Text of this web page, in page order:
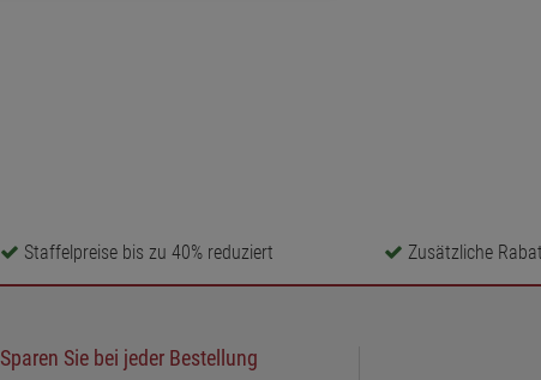
Staffelpreise bis zu 40% reduziert Zusätzliche
Sparen Sie bei jeder Bestellung